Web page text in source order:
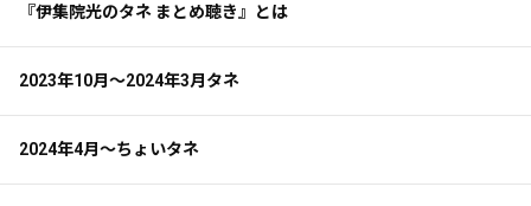
『伊集院光のタネ まとめ聴き』とは
2023年10月～2024年3月タネ
2024年4月～ちょいタネ